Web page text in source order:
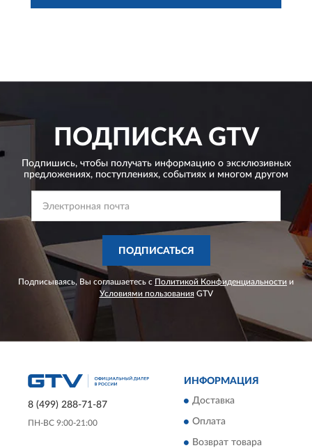
ПОДПИСКАGTV
Подпишись, чтобы получать информацию о эксклюзивных
предложениях, поступлениях, событиях и многом другом
ПОДПИСАТЬСЯ
Подписываясь, Вы соглашаетесь с Политикой Конфиденциальности и
Условиями пользованияGTV
8 (499) 288-71-87
ПН-ВС 9:00-21:00
ИНФОРМАЦИЯ
Доставка
Оплата
Возврат товара